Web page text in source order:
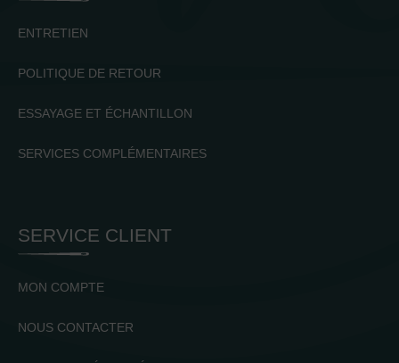
ENTRETIEN
POLITIQUE DE RETOUR
ESSAYAGE ET ÉCHANTILLON
SERVICES COMPLÉMENTAIRES
SERVICE CLIENT
MON COMPTE
NOUS CONTACTER